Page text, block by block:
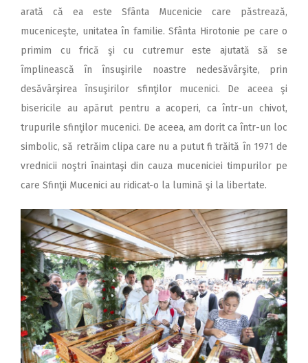
arată că ea este Sfânta Mucenicie care păstrează,
muceniceşte, unitatea în familie. Sfânta Hirotonie pe care o
primim cu frică şi cu cutremur este ajutată să se
împlinească în însuşirile noastre nedesăvârşite, prin
desăvârşirea însuşirilor sfinţilor mucenici. De aceea şi
bisericile au apărut pentru a acoperi, ca într-un chivot,
trupurile sfinţilor mucenici. De aceea, am dorit ca într-un loc
simbolic, să retrăim clipa care nu a putut fi trăită în 1971 de
vrednicii noştri înaintaşi din cauza muceniciei timpurilor pe
care Sfinţii Mucenici au ridicat-o la lumină şi la libertate.